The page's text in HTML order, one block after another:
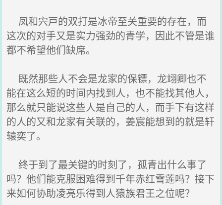
凤和宍戸的双打是冰帝至关重要的存在，而
这次的对手又是实力强劲的青学，因此不管是谁
都不希望他们缺席。
既然那些人不会是龙家的保镖，龙翊卿也不
能在这么短的时间内找到人，也不能找其他人，
那么就只能说这些人是自己的人，而手下有这样
的人的又和龙家有关联的，姜宸能想到的就是轩
辕奕了。
终于到了最关键的时刻了，孤青出什么事了
吗？他们能克服困难得到千年赤红雪莲吗？接下
来如何协助凌亮乐得到人猿族君王之位呢？